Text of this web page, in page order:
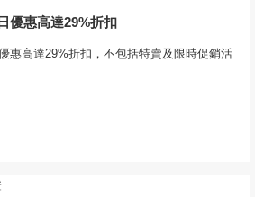
優惠高達29%折扣
惠高達29%折扣，不包括特賣及限時促銷活